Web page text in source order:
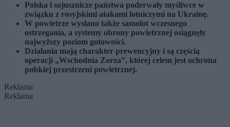
Polska i sojusznicze państwa poderwały myśliwce w
związku z rosyjskimi atakami lotniczymi na Ukrainę.
W powietrze wysłano także samolot wczesnego
ostrzegania, a systemy obrony powietrznej osiągnęły
najwyższy poziom gotowości.
Działania mają charakter prewencyjny i są częścią
operacji „Wschodnia Zorza”, której celem jest ochrona
polskiej przestrzeni powietrznej.
Reklama
Reklama